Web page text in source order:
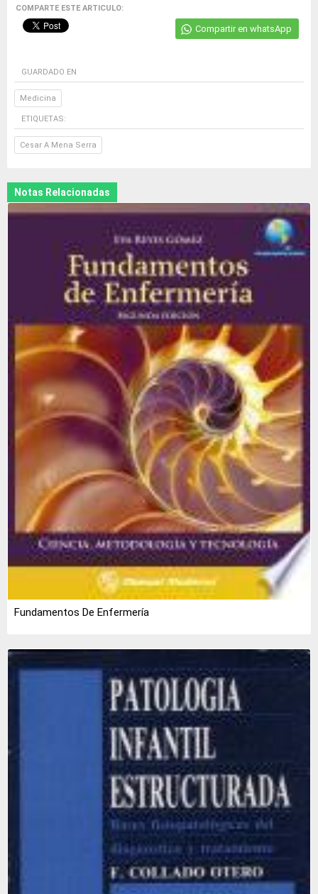
COMPARTE ESTE ARTICULO:
Compartir en whatsApp
GUARDADO EN
Medicina
ETIQUETAS:
Cesar A Mena Serra
Notas Relacionadas
Fundamentos De Enfermería